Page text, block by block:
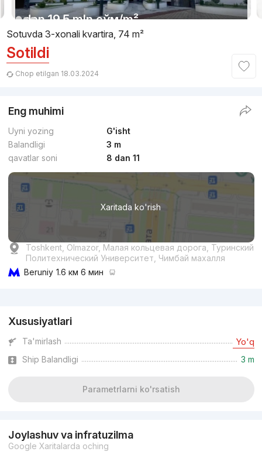
dan19.5 mln сўм/m²
Topshirildi 2023
3-xonali kvartira, 82 m²
dan19.5 mln сўм/m²
Владимир
3-xonali kvartira, 82 m²
+998 (91) 787...
19.5 mln сўм/m²
3-xonali kvartira, 72 m²
1/12
Sotuvda 3-xonali kvartira, 74 m²
Sotildi
Chop etilgan 18.03.2024
Eng muhimi
Uyni yozing
G'isht
Balandligi
3 m
qavatlar soni
8 dan 11
Xaritada ko'rish
Toshkent, Olmazor, Малая кольцевая дорога, Туринский
Политехнический Университет, Чимбай махалля
Beruniy 1.6 км 6 мин
Xususiyatlari
Ta'mirlash Yo'q
Ship Balandligi 3 m
Parametrlarni ko'rsatish
Joylashuv va infratuzilma
Google Xaritalarda oching